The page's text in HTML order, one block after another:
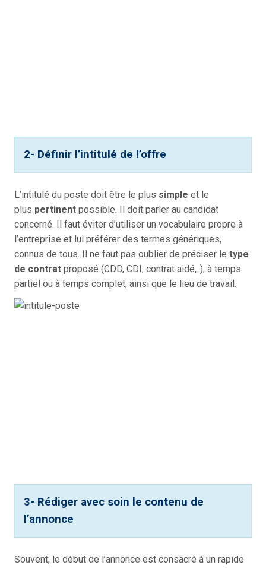
2- Définir l’intitulé de l’offre
L’intitulé du poste doit être le plus simple et le
plus pertinent possible. Il doit parler au candidat
concerné. Il faut éviter d’utiliser un vocabulaire propre à
l’entreprise et lui préférer des termes génériques,
connus de tous. Il ne faut pas oublier de préciser le type
de contrat proposé (CDD, CDI, contrat aidé,..), à temps
partiel ou à temps complet, ainsi que le lieu de travail.
3- Rédiger avec soin le contenu de
l’annonce
Souvent, le début de l’annonce est consacré à un rapide